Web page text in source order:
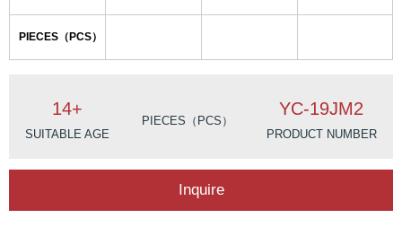
PIECES（PCS）
14+
SUITABLE AGE
PIECES（PCS）
YC-19JM2
PRODUCT NUMBER
Inquire